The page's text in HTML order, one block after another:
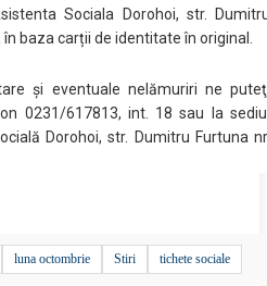
Sociala Dorohoi, str.
baza carții de identitate în original.
şi eventuale nelămuriri ne
0231/617813, int. 18 sau la
Dorohoi, str. Dumitru Furtuna
luna octombrie Stiri tichete sociale